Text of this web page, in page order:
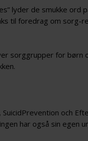
lyder de smukke ord
til foredrag om sorg-
sorggrupper for børn
och
har også sin egen